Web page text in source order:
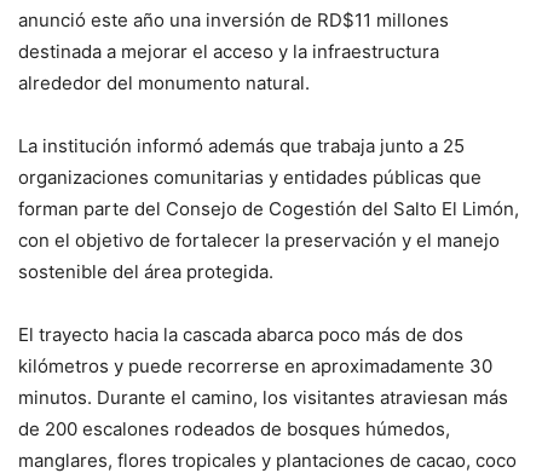
anunció este año una inversión de RD$11 millones
destinada a mejorar el acceso y la infraestructura
alrededor del monumento natural.
La institución informó además que trabaja junto a 25
organizaciones comunitarias y entidades públicas que
forman parte del Consejo de Cogestión del Salto El Limón,
con el objetivo de fortalecer la preservación y el manejo
sostenible del área protegida.
El trayecto hacia la cascada abarca poco más de dos
kilómetros y puede recorrerse en aproximadamente 30
minutos. Durante el camino, los visitantes atraviesan más
de 200 escalones rodeados de bosques húmedos,
manglares, flores tropicales y plantaciones de cacao, coco